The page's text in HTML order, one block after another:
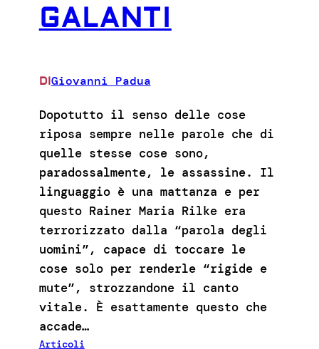
GALANTI
DIGiovanni Padua
Dopotutto il senso delle cose
riposa sempre nelle parole che di
quelle stesse cose sono,
paradossalmente, le assassine. Il
linguaggio è una mattanza e per
questo Rainer Maria Rilke era
terrorizzato dalla “parola degli
uomini”, capace di toccare le
cose solo per renderle “rigide e
mute”, strozzandone il canto
vitale. È esattamente questo che
accade…
Articoli